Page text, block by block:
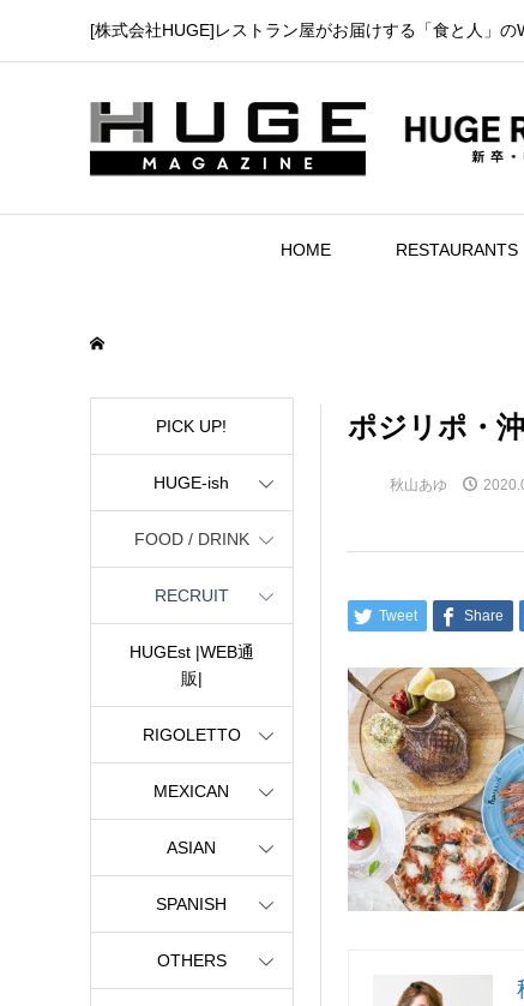
[株式会社HUGE]レストラン屋がお届けする「食と人」の
HOME RESTAURANTS
ポジリポ・
秋山あゆ
Tweet Share
PICK UP!
HUGE-ish
FOOD / DRINK
RECRUIT
HUGEst |WEB通
販|
RIGOLETTO
MEXICAN
ASIAN
SPANISH
OTHERS